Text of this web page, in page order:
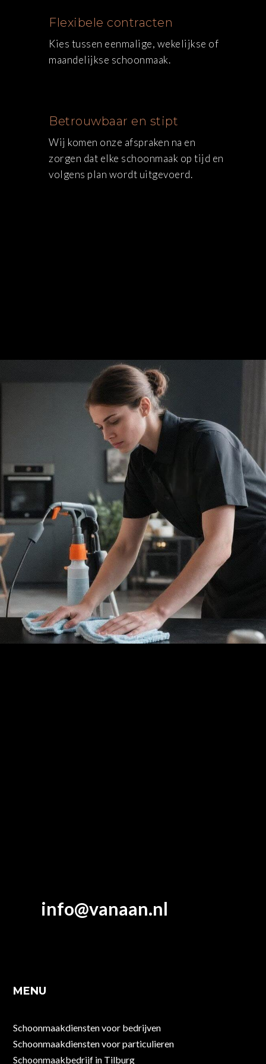
Flexibele contracten
Kies tussen eenmalige, wekelijkse of
maandelijkse schoonmaak.
Betrouwbaar en stipt
Wij komen onze afspraken na en
zorgen dat elke schoonmaak op tijd en
volgens plan wordt uitgevoerd.
info@vanaan.nl
MENU
Schoonmaakdiensten voor bedrijven
Schoonmaakdiensten voor particulieren
Schoonmaakbedrijf in Tilburg